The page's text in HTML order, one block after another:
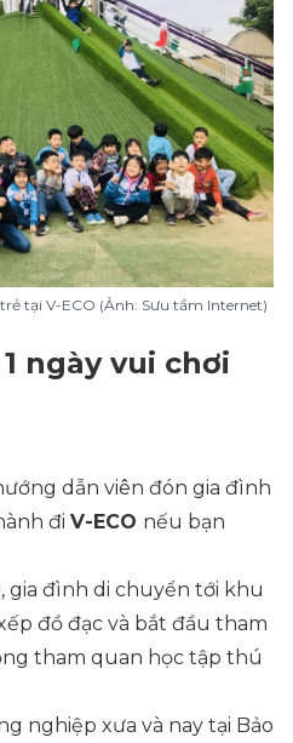
tại V-ECO (Ảnh: Sưu tầm Internet)
ngày vui chơi
dẫn viên đón gia đình
đi V-ECO nếu bạn
gia đình di chuyển tới khu
đồ đạc và bắt đầu tham
tham quan học tập thú
nghiệp xưa và nay tại Bảo